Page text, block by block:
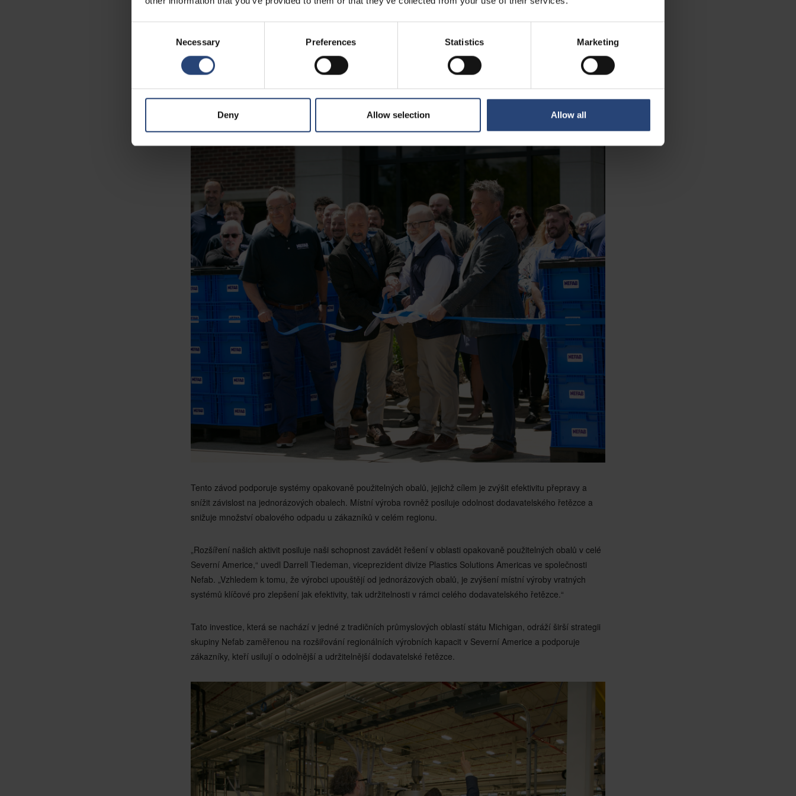
Necessary Preferences Statistics Marketing
Deny Allow selection Allow all
„Díky tomu, že máme konstrukci, výrobu forem i vstřikování plastů pod jednou střechou, můžeme nabídnout
skutečně komplexní služby,“ uvedl Brian Finkel, provozní ředitel společnosti PolyFlex, která je součástí skupiny
Nefab. „Díky lisům s kapacitou až 2 600 tun jsme schopni vyrábět jak přesné součástky, tak velkoformátové
Tento závod podporuje systémy opakovaně použitelných obalů, jejichž cílem je zvýšit efektivitu přepravy a
snížit závislost na jednorázových obalech. Místní výroba rovněž posiluje odolnost dodavatelského řetězce a
snižuje množství obalového odpadu u zákazníků v celém regionu.
„Rozšíření našich aktivit posiluje naši schopnost zavádět řešení v oblasti opakovaně použitelných obalů v celé
Severní Americe,“ uvedl Darrell Tiedeman, viceprezident divize Plastics Solutions Americas ve společnosti
Nefab. „Vzhledem k tomu, že výrobci upouštějí od jednorázových obalů, je zvýšení místní výroby vratných
systémů klíčové pro zlepšení jak efektivity, tak udržitelnosti v rámci celého dodavatelského řetězce.“
Tato investice, která se nachází v jedné z tradičních průmyslových oblastí státu Michigan, odráží širší strategii
skupiny Nefab zaměřenou na rozšiřování regionálních výrobních kapacit v Severní Americe a podporuje
zákazníky, kteří usilují o odolnější a udržitelnější dodavatelské řetězce.